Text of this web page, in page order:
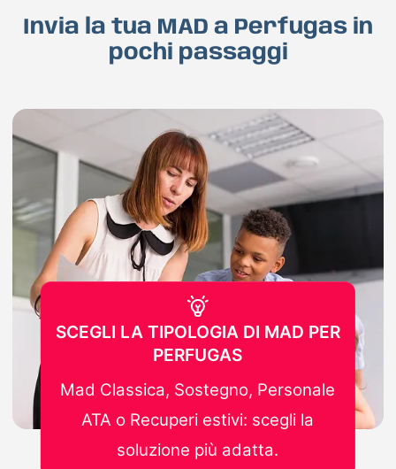
Invia la tua MAD a Perfugas in
pochi passaggi
SCEGLI LA TIPOLOGIA DI MAD PER
PERFUGAS
Mad Classica, Sostegno, Personale
ATA o Recuperi estivi: scegli la
soluzione più adatta.